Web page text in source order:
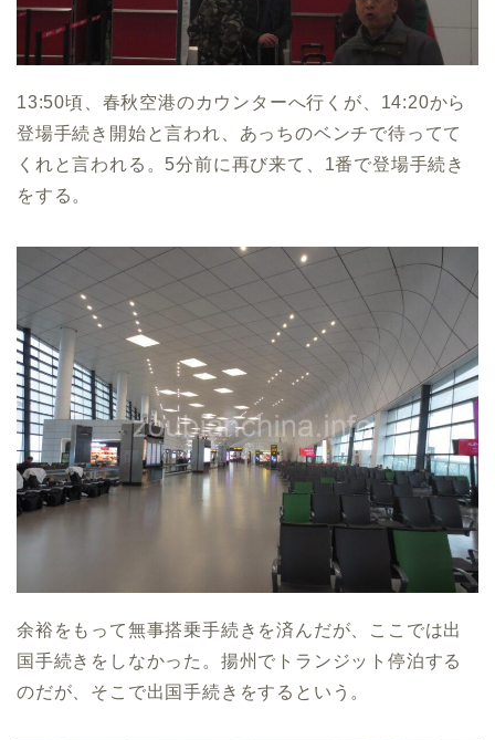
13:50頃、春秋空港のカウンターへ行くが、14:20から
登場手続き開始と言われ、あっちのベンチで待ってて
くれと言われる。5分前に再び来て、1番で登場手続き
をする。
余裕をもって無事搭乗手続きを済んだが、ここでは出
国手続きをしなかった。揚州でトランジット停泊する
のだが、そこで出国手続きをするという。